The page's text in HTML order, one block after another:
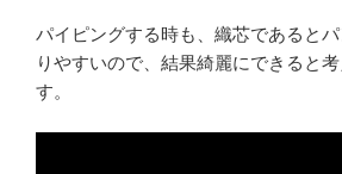
パイピングする時も、織芯であると
りやすいので、結果綺麗にできると
す。